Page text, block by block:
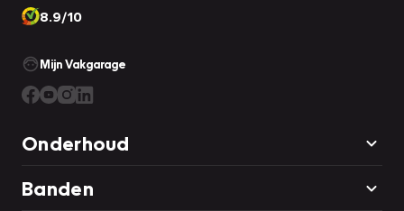
8.9/10
Mijn Vakgarage
Onderhoud
Banden